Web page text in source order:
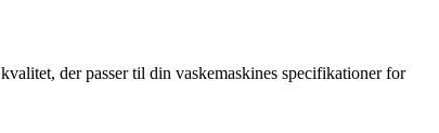
der passer til din vaskemaskines specifikationer for